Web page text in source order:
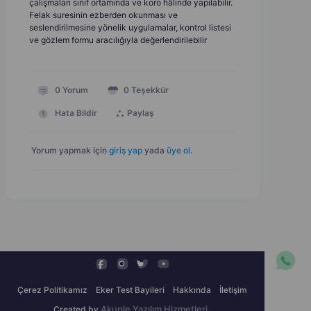
çalışmaları sınıf ortamında ve koro hâlinde yapılabilir.
Felak suresinin ezberden okunması ve
seslendirilmesine yönelik uygulamalar, kontrol listesi
ve gözlem formu aracılığıyla değerlendirilebilir
0Yorum 0 Teşekkür
Hata Bildir Paylaş
Yorum yapmak için giriş yap yada üye ol.
Çerez Politikamız Eker Test Bayileri Hakkında İletişim